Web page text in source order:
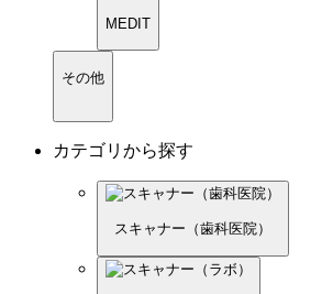
MEDIT
その他
カテゴリから探す
スキャナー（歯科医院）